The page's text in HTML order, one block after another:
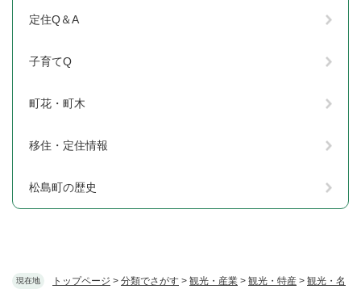
現在地 トップページ > 分類でさがす > 観光・産業 > 観光・特産 > 観光・名
定住Q＆A
子育てQ
町花・町木
移住・定住情報
松島町の歴史